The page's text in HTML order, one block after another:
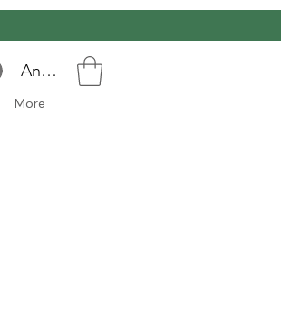
Anmelden
More